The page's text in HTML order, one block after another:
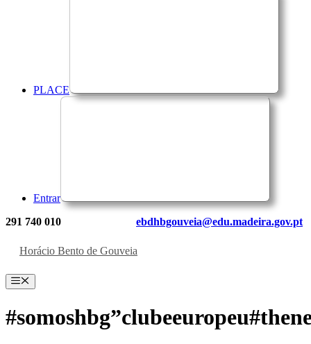
PLACE
Entrar
291 740 010 ebdhbgouveia@edu.madeira.gov.pt
Horácio Bento de Gouveia
Menu